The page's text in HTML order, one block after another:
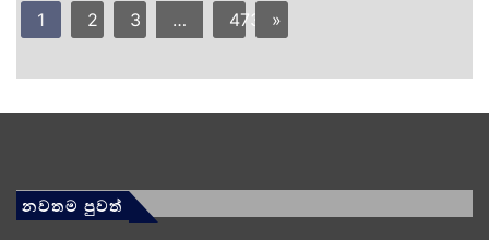
1 2 3 … 473 »
නවතම පුවත්